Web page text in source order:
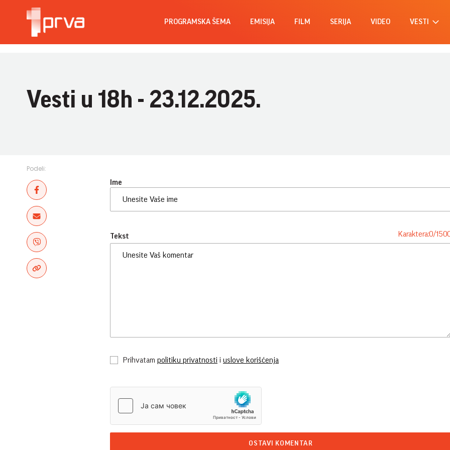
PROGRAMSKA ŠEMA EMISIJA FILM SERIJA VIDEO VESTI
Vesti u 18h - 23.12.2025.
Podeli:
Ime
Tekst Karaktera:0/
Prihvatam politiku privatnosti i uslove korišćenja
OSTAVI KOMENTAR